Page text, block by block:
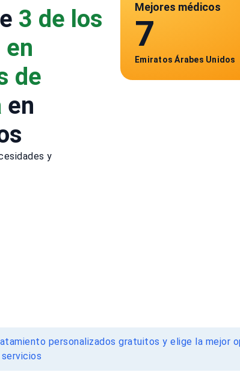
3 de los
de
en
y
Mejores médicos
7
Emiratos Árabes Unidos
personalizados gratuitos y elige la mejor